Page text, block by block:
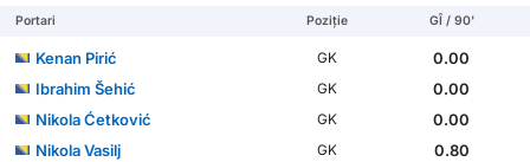
Portari Poziție GÎ / 90'
Kenan Pirić GK
0.00
Ibrahim Šehić
GK
0.00
Nikola Ćetković
GK
0.00
Nikola Vasilj
GK
0.80